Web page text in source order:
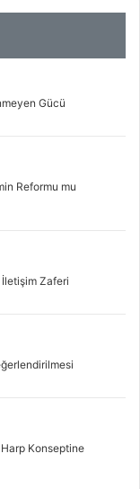
Gücü
Reformu mu
Zaferi
Konseptine